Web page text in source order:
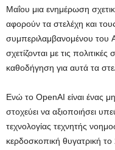
Μαΐου μια ενημέρωση
αφορούν τα στελέχη και τους
συμπεριλαμβανομένου του
σχετίζονται με τις
καθοδήγηση για αυτά τα
Ενώ το OpenAI είναι ένας
στοχεύει να αξιοποιήσει
τεχνολογίας τεχνητής
κερδοσκοπική θυγατρική